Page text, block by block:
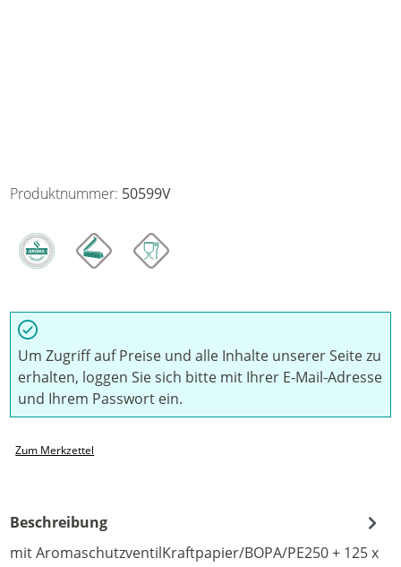
Produktnummer: 50599V
Um Zugriff auf Preise und alle Inhalte unserer Seite zu
erhalten, loggen Sie sich bitte mit Ihrer E-Mail-Adresse
und Ihrem Passwort ein.
Zum Merkzettel
Beschreibung
mit AromaschutzventilKraftpapier/BOPA/PE250 + 125 x